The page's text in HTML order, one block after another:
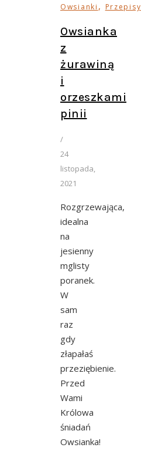
Owsianki , Przepisy
Owsianka
z
żurawiną
i
orzeszkami
pinii
/
24
listopada,
2021
Rozgrzewająca,
idealna
na
jesienny
mglisty
poranek.
W
sam
raz
gdy
złapałaś
przeziębienie.
Przed
Wami
Królowa
śniadań
Owsianka!